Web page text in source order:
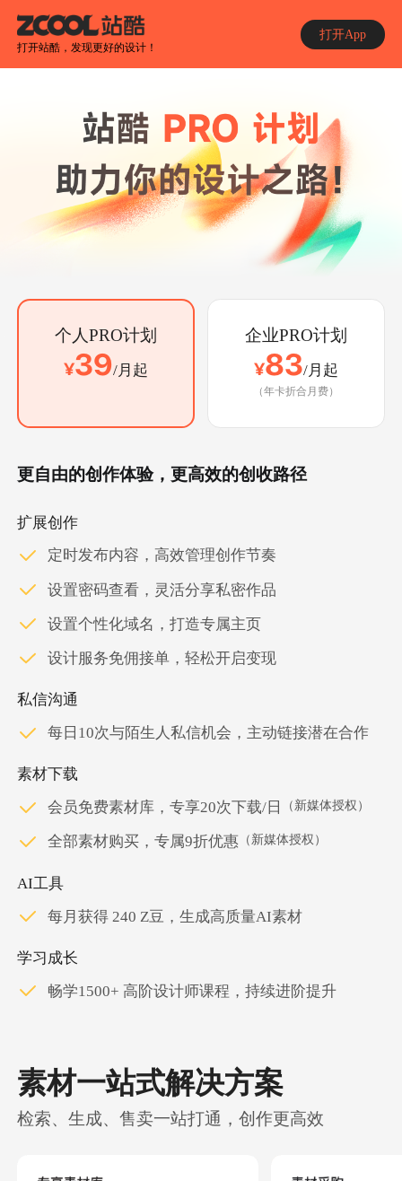
打开站酷，发现更好的设计！
打开App
个人PRO计划
¥39/月起
企业PRO计划
¥83/月起
（年卡折合月费）
更自由的创作体验，更高效的创收路径
扩展创作
定时发布内容，高效管理创作节奏
设置密码查看，灵活分享私密作品
设置个性化域名，打造专属主页
设计服务免佣接单，轻松开启变现
私信沟通
每日10次与陌生人私信机会，主动链接潜在合作
素材下载
会员免费素材库，专享20次下载/日
（新媒体授权）
全部素材购买，专属9折优惠（新媒体授权）
AI工具
每月获得 240 Z豆，生成高质量AI素材
学习成长
畅学1500+ 高阶设计师课程，持续进阶提升
素材一站式解决方案
检索、生成、售卖一站打通，创作更高效